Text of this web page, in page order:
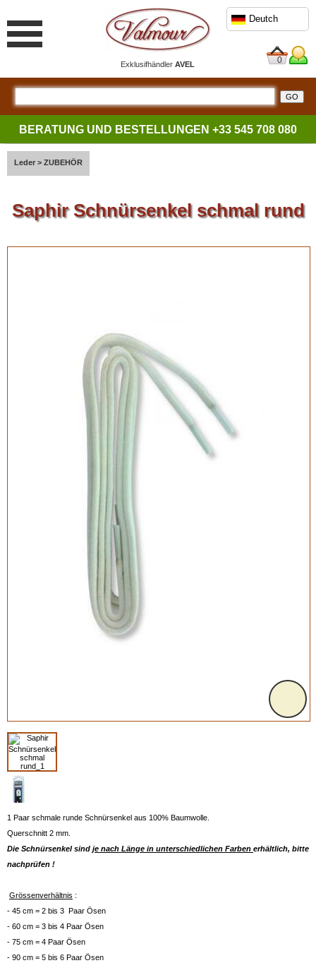
ExklusifhändlerAVEL
Deutch
0
BERATUNG UND BESTELLUNGEN +33 545 708 080
Leder > ZUBEHÖR
Saphir Schnürsenkel schmal rund
1 Paar schmale runde Schnürsenkel aus 100% Baumwolle.
Querschnitt 2 mm.
Die Schnürsenkel sind je nach Länge in unterschiedlichen Farben erhältlich, bitte
nachprüfen !
Grössenverhältnis :
- 45 cm = 2 bis 3 Paar Ösen
- 60 cm = 3 bis 4 Paar Ösen
- 75 cm = 4 Paar Ösen
- 90 cm = 5 bis 6 Paar Ösen